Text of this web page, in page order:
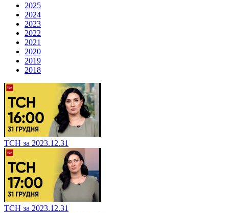
2025
2024
2023
2022
2021
2020
2019
2018
ТСН за 2023.12.31
ТСН за 2023.12.31